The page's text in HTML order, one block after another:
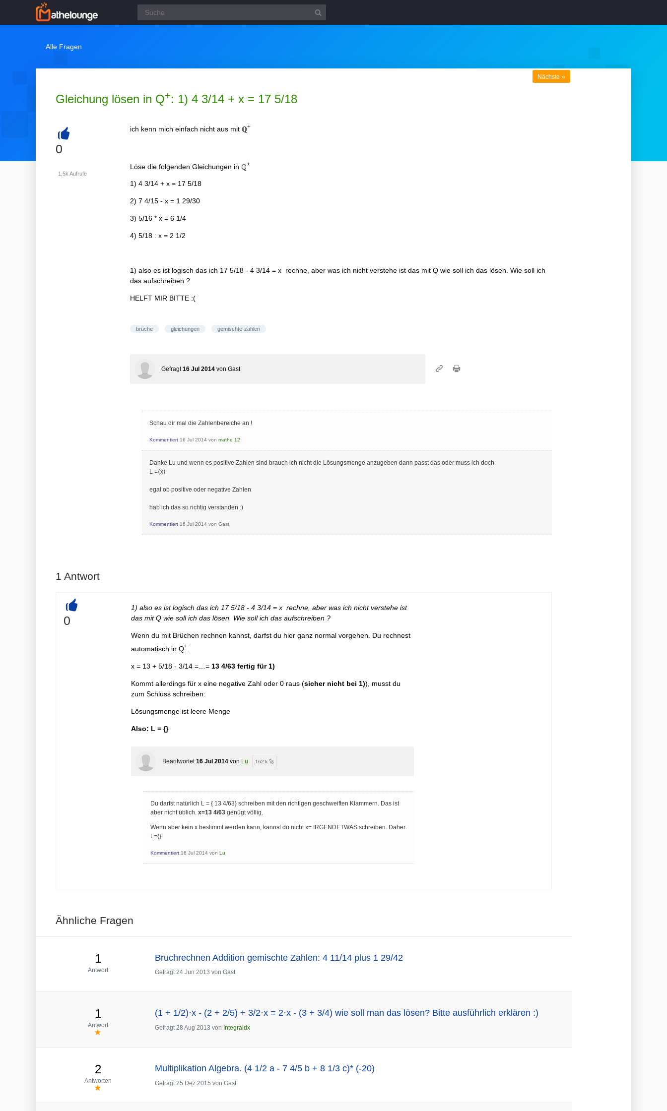
Alle Fragen
Gleichung lösen in Q+: 1) 4 3/14 + x = 17 5/18
Nächste »
+
0
1,5k Aufrufe
ich kenn mich einfach nicht aus mit ℚ+
Löse die folgenden Gleichungen in ℚ+
1) 4 3/14 + x = 17 5/18
2) 7 4/15 - x = 1 29/30
3) 5/16 * x = 6 1/4
4) 5/18 : x = 2 1/2
1) also es ist logisch das ich 17 5/18 - 4 3/14 = x rechne, aber was ich nicht verstehe ist das mit Q wie soll ich das lösen. Wie soll ich
das aufschreiben ?
HELFT MIR BITTE :(
brüche gleichungen gemischte-zahlen
Gefragt 16 Jul 2014 von Gast
Schau dir mal die Zahlenbereiche an !
Kommentiert 16 Jul 2014 von mathe 12
Danke Lu und wenn es positive Zahlen sind brauch ich nicht die Lösungsmenge anzugeben dann passt das oder muss ich doch
L =⟨x⟩
egal ob positive oder negative Zahlen
hab ich das so richtig verstanden :)
Kommentiert 16 Jul 2014 von Gast
1 Antwort
+
0
1) also es ist logisch das ich 17 5/18 - 4 3/14 = x rechne, aber was ich nicht verstehe ist
das mit Q wie soll ich das lösen. Wie soll ich das aufschreiben ?
Wenn du mit Brüchen rechnen kannst, darfst du hier ganz normal vorgehen. Du rechnest
automatisch in Q+.
x = 13 + 5/18 - 3/14 =…= 13 4/63 fertig für 1)
Kommt allerdings für x eine negative Zahl oder 0 raus (sicher nicht bei 1)), musst du
zum Schluss schreiben:
Lösungsmenge ist leere Menge
Also: L = {}
Beantwortet 16 Jul 2014 von Lu 162 k 🚀
Du darfst natürlich L = { 13 4/63} schreiben mit den richtigen geschweiften Klammern. Das ist
aber nicht üblich. x=13 4/63 genügt völlig.
Wenn aber kein x bestimmt werden kann, kannst du nicht x= IRGENDETWAS schreiben. Daher
L={}.
Kommentiert 16 Jul 2014 von Lu
Ähnliche Fragen
1
Antwort
Bruchrechnen Addition gemischte Zahlen: 4 11/14 plus 1 29/42
Gefragt 24 Jun 2013 von Gast
1
Antwort
(1 + 1/2)·x - (2 + 2/5) + 3/2·x = 2·x - (3 + 3/4) wie soll man das lösen? Bitte ausführlich erklären :)
Gefragt 28 Aug 2013 von Integraldx
2
Antworten
Multiplikation Algebra. (4 1/2 a - 7 4/5 b + 8 1/3 c)* (-20)
Gefragt 25 Dez 2015 von Gast